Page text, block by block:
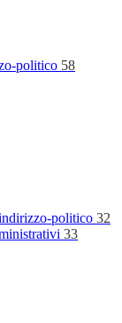
politico 58
politico 32
33